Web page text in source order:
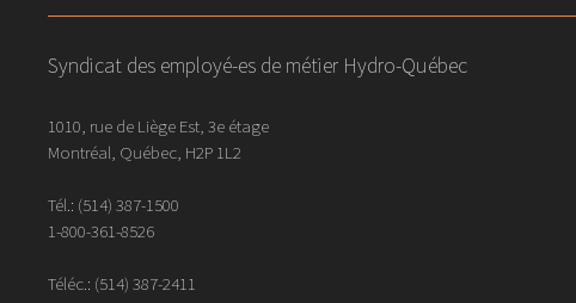
Syndicat des employé-es de métier Hydro-Québec
1010, rue de Liège Est, 3e étage
Montréal, Québec, H2P 1L2
Tél.: (514) 387-1500
1-800-361-8526
Téléc.: (514) 387-2411